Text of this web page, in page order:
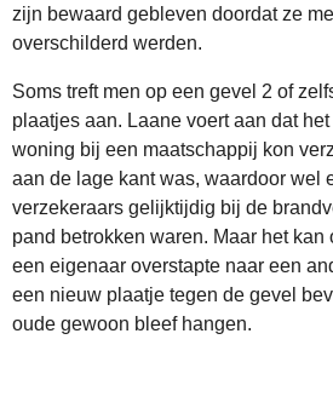
zijn bewaard gebleven doordat ze
overschilderd werden.
Soms treft men op een gevel 2 of
plaatjes aan. Laane voert aan dat
woning bij een maatschappij kon
aan de lage kant was, waardoor wel
verzekeraars gelijktijdig bij de
pand betrokken waren. Maar het
een eigenaar overstapte naar een
een nieuw plaatje tegen de gevel
oude gewoon bleef hangen.